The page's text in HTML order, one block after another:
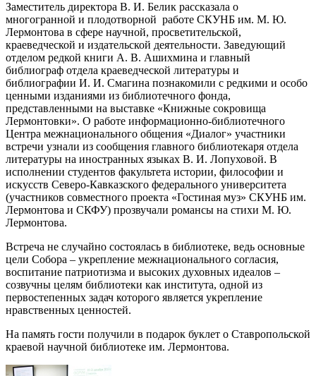
Заместитель директора В. И. Белик рассказала о
многогранной и плодотворной работе СКУНБ им. М. Ю.
Лермонтова в сфере научной, просветительской,
краеведческой и издательской деятельности. Заведующий
отделом редкой книги А. В. Ашихмина и главный
библиограф отдела краеведческой литературы и
библиографии И. И. Смагина познакомили с редкими и особо
ценными изданиями из библиотечного фонда,
представленными на выставке «Книжные сокровища
Лермонтовки». О работе информационно-библиотечного
Центра межнационального общения «Диалог» участники
встречи узнали из сообщения главного библиотекаря отдела
литературы на иностранных языках В. И. Лопуховой. В
исполнении студентов факультета истории, философии и
искусств Северо-Кавказского федерального университета
(участников совместного проекта «Гостиная муз» СКУНБ им.
Лермонтова и СКФУ) прозвучали романсы на стихи М. Ю.
Лермонтова.
Встреча не случайно состоялась в библиотеке, ведь основные
цели Собора – укрепление межнационального согласия,
воспитание патриотизма и высоких духовных идеалов –
созвучны целям библиотеки как института, одной из
первостепенных задач которого является укрепление
нравственных ценностей.
На память гости получили в подарок буклет о Ставропольской
краевой научной библиотеке им. Лермонтова.